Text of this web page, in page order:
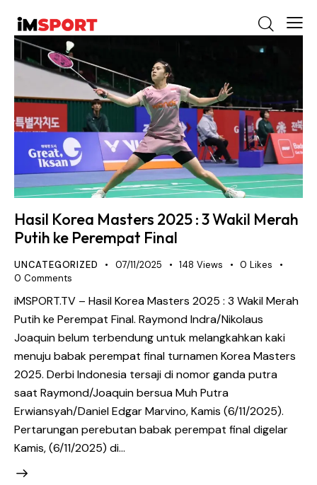
Hasil Korea Masters 2025 : 3 Wakil Merah
Putih ke Perempat Final
UNCATEGORIZED 07/11/2025 148 Views 0 Likes
0 Comments
iMSPORT.TV – Hasil Korea Masters 2025 : 3 Wakil Merah
Putih ke Perempat Final. Raymond Indra/Nikolaus
Joaquin belum terbendung untuk melangkahkan kaki
menuju babak perempat final turnamen Korea Masters
2025. Derbi Indonesia tersaji di nomor ganda putra
saat Raymond/Joaquin bersua Muh Putra
Erwiansyah/Daniel Edgar Marvino, Kamis (6/11/2025).
Pertarungan perebutan babak perempat final digelar
Kamis, (6/11/2025) di…